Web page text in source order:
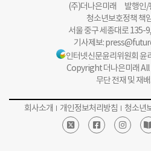
(주)더나은미래 발행인/
청소년보호정책 책
서울 중구 세종대로 135-
기사제보:
인터넷신문윤리위원회 윤
Copyright 더나은미래
무단 전재 및 재
회사소개 개인정보처리방침 청소년